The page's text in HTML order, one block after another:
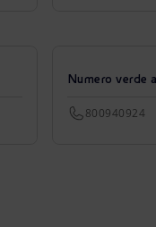
Numero verde
800940924